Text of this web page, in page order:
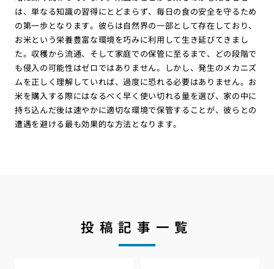
は、単なる知識の習得にとどまらず、毎日の食の安全を守るため
の第一歩となります。彼らは自然界の一部として存在しており、
お米という栄養豊富な環境を巧みに利用して生き延びてきまし
た。収穫から流通、そして家庭での保管に至るまで、どの段階で
も侵入の可能性はゼロではありません。しかし、発生のメカニズ
ムを正しく理解していれば、過度に恐れる必要はありません。お
米を購入する際にはなるべく早く使い切れる量を選び、家の中に
持ち込んだ後は速やかに適切な環境で保管することが、彼らとの
遭遇を避ける最も効果的な方法となります。
投稿記事一覧